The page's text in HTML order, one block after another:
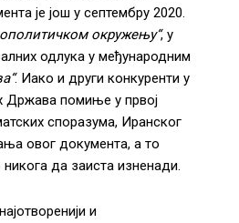
је још у септембру 2020.
окружењу“, у
одлука у међународним
. Иако и други конкуренти у
Држава помиње у првој
споразума, Иранског
овог документа, а то
да заиста изненади.
и